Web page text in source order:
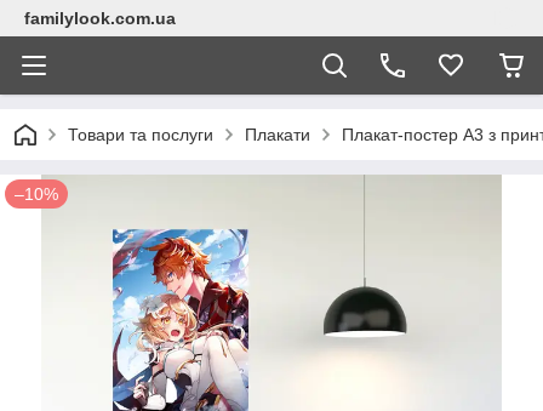
familylook.com.ua
Товари та послуги Плакати Плакат-постер А3 з
–10%